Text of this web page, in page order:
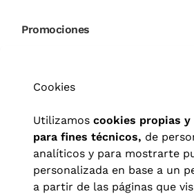
probarlas online en nuestro probador!
Promociones
Cookies
Utilizamos cookies propias y
para fines técnicos, de
analíticos y para mostrarte
personalizada en base a un
a partir de las páginas que